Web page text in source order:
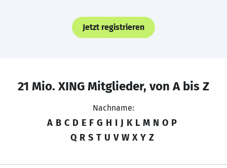
Jetzt registrieren
21 Mio. XING Mitglieder, von A bis Z
Nachname:
A B C D E F G H I J K L M N O P
Q R S T U V W X Y Z